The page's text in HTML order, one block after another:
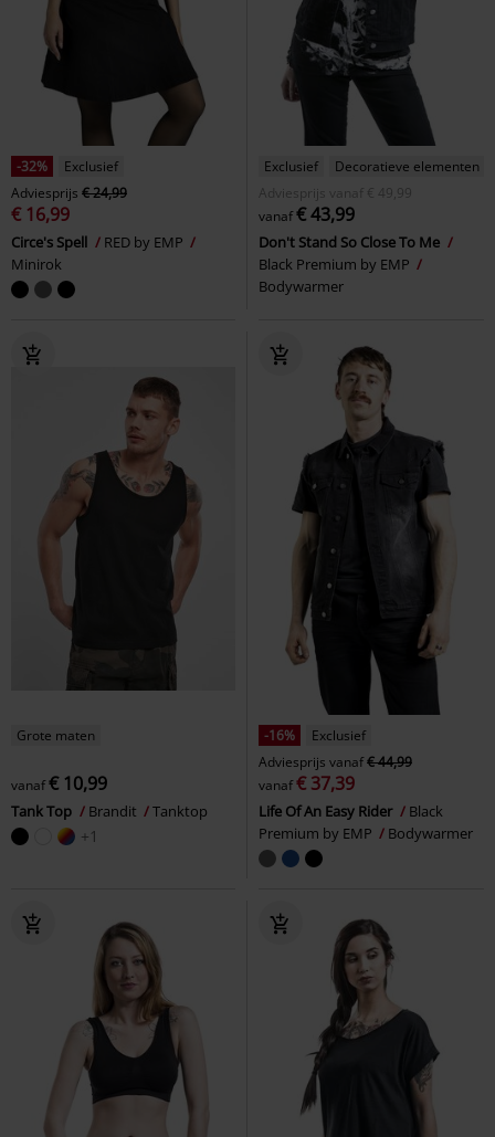
-32%
Exclusief
Adviesprijs € 24,99
€ 16,99
Circe's Spell
RED by EMP
Minirok
Exclusief
Decoratieve elementen
Adviesprijs
vanaf € 49,99
vanaf€ 43,99
Don't Stand So Close To Me
Black Premium by EMP
Bodywarmer
Grote maten
vanaf€ 10,99
Tank Top Brandit Tanktop
+1
-16%
Exclusief
Adviesprijs vanaf€ 44,99
vanaf€ 37,39
Life Of An Easy Rider
Black
Premium by EMP
Bodywarmer